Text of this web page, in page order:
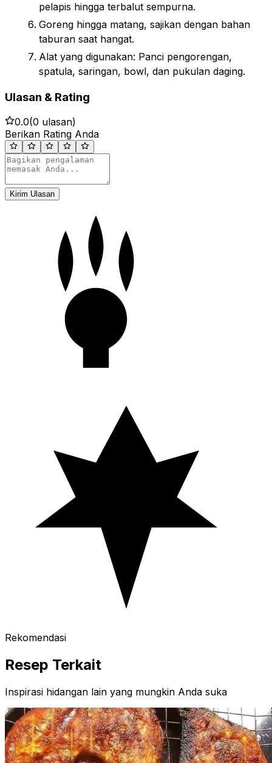
pelapis hingga terbalut sempurna.
Goreng hingga matang, sajikan dengan bahan
taburan saat hangat.
Alat yang digunakan: Panci pengorengan,
spatula, saringan, bowl, dan pukulan daging.
Ulasan & Rating
0.0(0 ulasan)
Berikan Rating Anda
Kirim Ulasan
Rekomendasi
Resep Terkait
Inspirasi hidangan lain yang mungkin Anda suka